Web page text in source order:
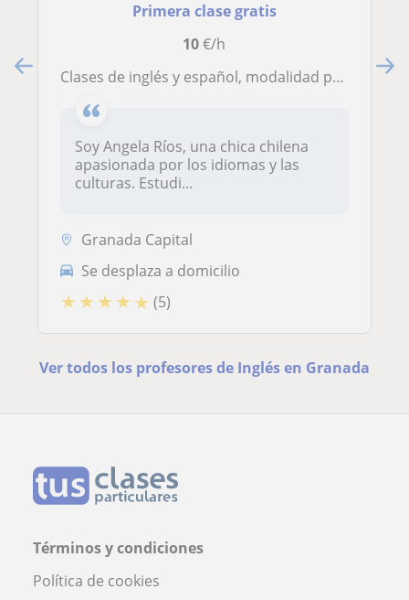
Primera clase gratis
10€/h
Clases de inglés y español, modalidad presencial u online
Soy Angela Ríos, una chica chilena
apasionada por los idiomas y las
culturas. Estudi...
Granada Capital
Se desplaza a domicilio
★ ★ ★ ★ ★ (5)
Ver todos los profesores de Inglés en Granada
Términos y condiciones
Política de cookies